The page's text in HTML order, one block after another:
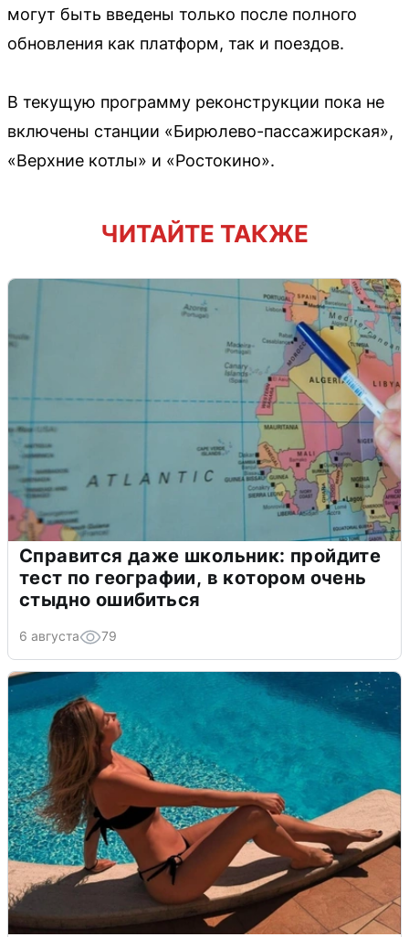
могут быть введены только после полного
обновления как платформ, так и поездов.
В текущую программу реконструкции пока не
включены станции «Бирюлево-пассажирская»,
«Верхние котлы» и «Ростокино».
ЧИТАЙТЕ ТАКЖЕ
Справится даже школьник: пройдите
тест по географии, в котором очень
стыдно ошибиться
6 августа 79